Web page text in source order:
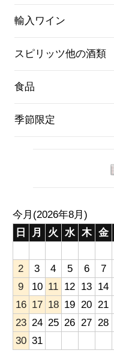
輸入ワイン
スピリッツ他の酒類
食品
季節限定
今月(2026年8月)
日
月 火 水 木 金
2
3 4 5 6 7
9
10 11 12 13 14
16 17 18 19 20 21
23 24 25 26 27 28
30 31